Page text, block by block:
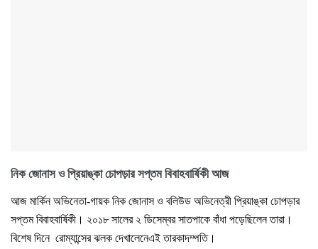
নিক জোনাস ও প্রিয়াঙ্কা চোপড়ার সপ্তম বিবাহবার্ষিকী আজ
আজ মার্কিন অভিনেতা-গায়ক নিক জোনাস ও বলিউড অভিনেত্রী প্রিয়াঙ্কা চোপড়ার
সপ্তম বিবাহবার্ষিকী। ২০১৮ সালের ২ ডিসেম্বর সাতপাকে বাঁধা পড়েছিলেন তারা।
বিশেষ দিনে রোম্যান্সের ঝলক দেখালেনেএই তারকাদম্পতি।